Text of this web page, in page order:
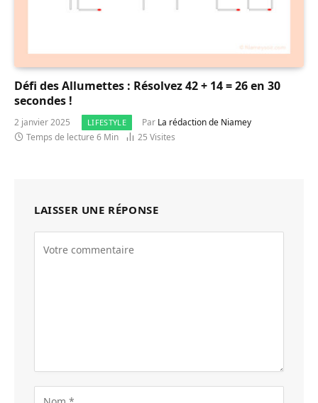
Défi des Allumettes : Résolvez 42 + 14 = 26 en 30
secondes !
2 janvier 2025 LIFESTYLE Par La rédaction de Niamey
Temps de lecture 6 Min
25 Visites
LAISSER UNE RÉPONSE